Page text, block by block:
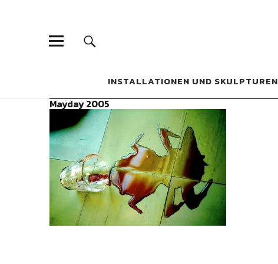
Bettina Bosch
INSTALLATIONEN UND SKULPTUREN
Mayday 2005